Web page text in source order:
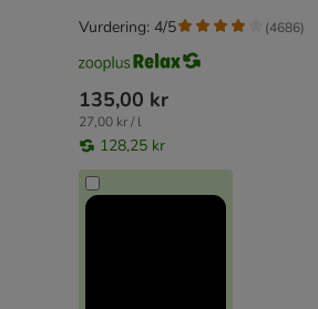
135,00 kr
27,00 kr / l
128,25 kr
Vurdering: 4/5 (4686)